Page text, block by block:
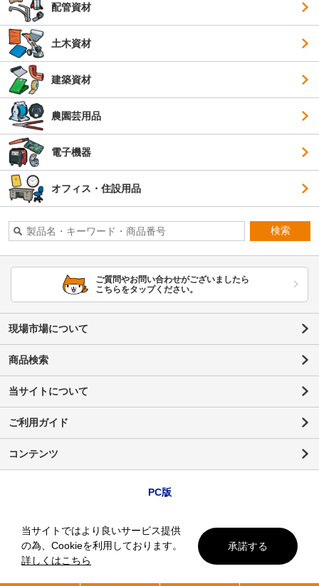
配管資材
土木資材
建築資材
農園芸用品
電子機器
オフィス・住設用品
検索
ご質問やお問い合わせがございましたら
こちらをタップください。
現場市場について
商品検索
当サイトについて
ご利用ガイド
コンテンツ
PC版
当サイトではより良いサービス提供
の為、Cookieを利用しております。
詳しくはこちら
承諾する